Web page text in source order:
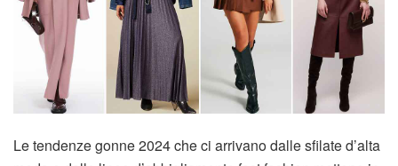
Le tendenze gonne 2024 che ci arrivano dalle sfilate d’alta